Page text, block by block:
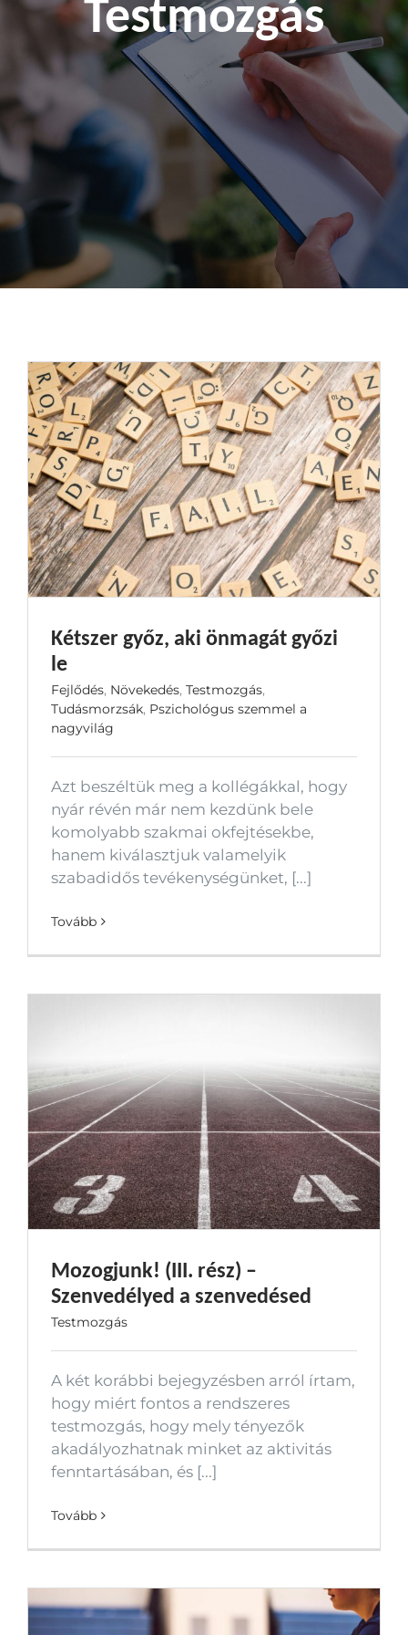
Kapcsolat
Testmozgás
Kétszer győz, aki önmagát győzi
le
Fejlődés, Növekedés, Testmozgás,
Tudásmorzsák, Pszichológus szemmel a
nagyvilág
Azt beszéltük meg a kollégákkal, hogy
nyár révén már nem kezdünk bele
komolyabb szakmai okfejtésekbe,
hanem kiválasztjuk valamelyik
szabadidős tevékenységünket, [...]
Tovább
Mozogjunk! (III. rész) –
Szenvedélyed a szenvedésed
Testmozgás
A két korábbi bejegyzésben arról írtam,
hogy miért fontos a rendszeres
testmozgás, hogy mely tényezők
akadályozhatnak minket az aktivitás
fenntartásában, és [...]
Tovább